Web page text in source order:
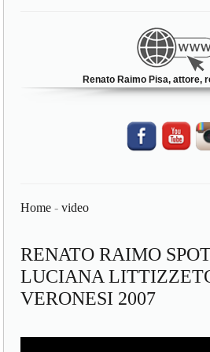
Renato Raimo Pisa, attore,
Home -video
RENATO RAIMO
LUCIANA
VERONESI 2007